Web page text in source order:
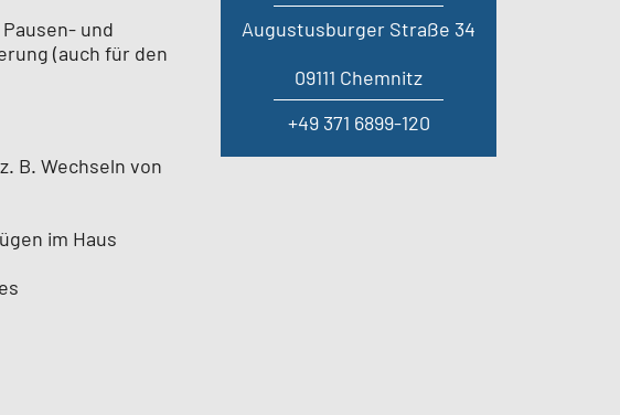
und
(auch für den
B. Wechseln von
im Haus
Augustusburger Straße 34
09111 Chemnitz
+49 371 6899-120